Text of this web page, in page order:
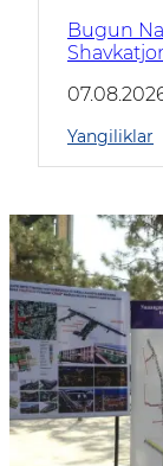
Bugun
Yangiliklar